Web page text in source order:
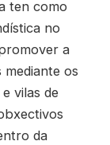
ten como
no
a
os
vilas de
da